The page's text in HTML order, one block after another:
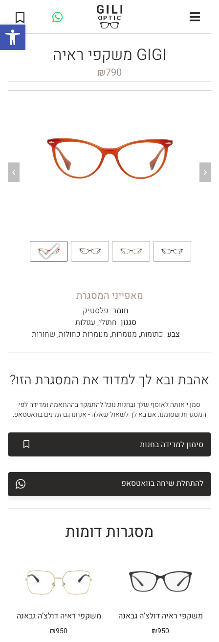
Open toolbar
משקפי ראיה GIGI
₪790
מאפייני המסגרת
חומר פלסטיק
סגנון חתולי, עגולות
צבע כתומות, מנומרות, מנומרות כחולות, שחורות
אהבת ובא לך למדוד את המסגרת הזו?
סמן.י אותה לאוסף שלך ובחנות נוכל להתמקד בההתאמה ומדידה לפי
המסגרות שסומנו. אם בא לך לשאול שאלה - אנחנו גם זמינים בוואטסאפ.
להתחלת שיחה בוואטסאפ
סימון למדידה בחנות
מסגרות דומות
משקפי ראיה דולצ’ה גבאנה
₪950
משקפי ראיה דולצ’ה גבאנה
₪950